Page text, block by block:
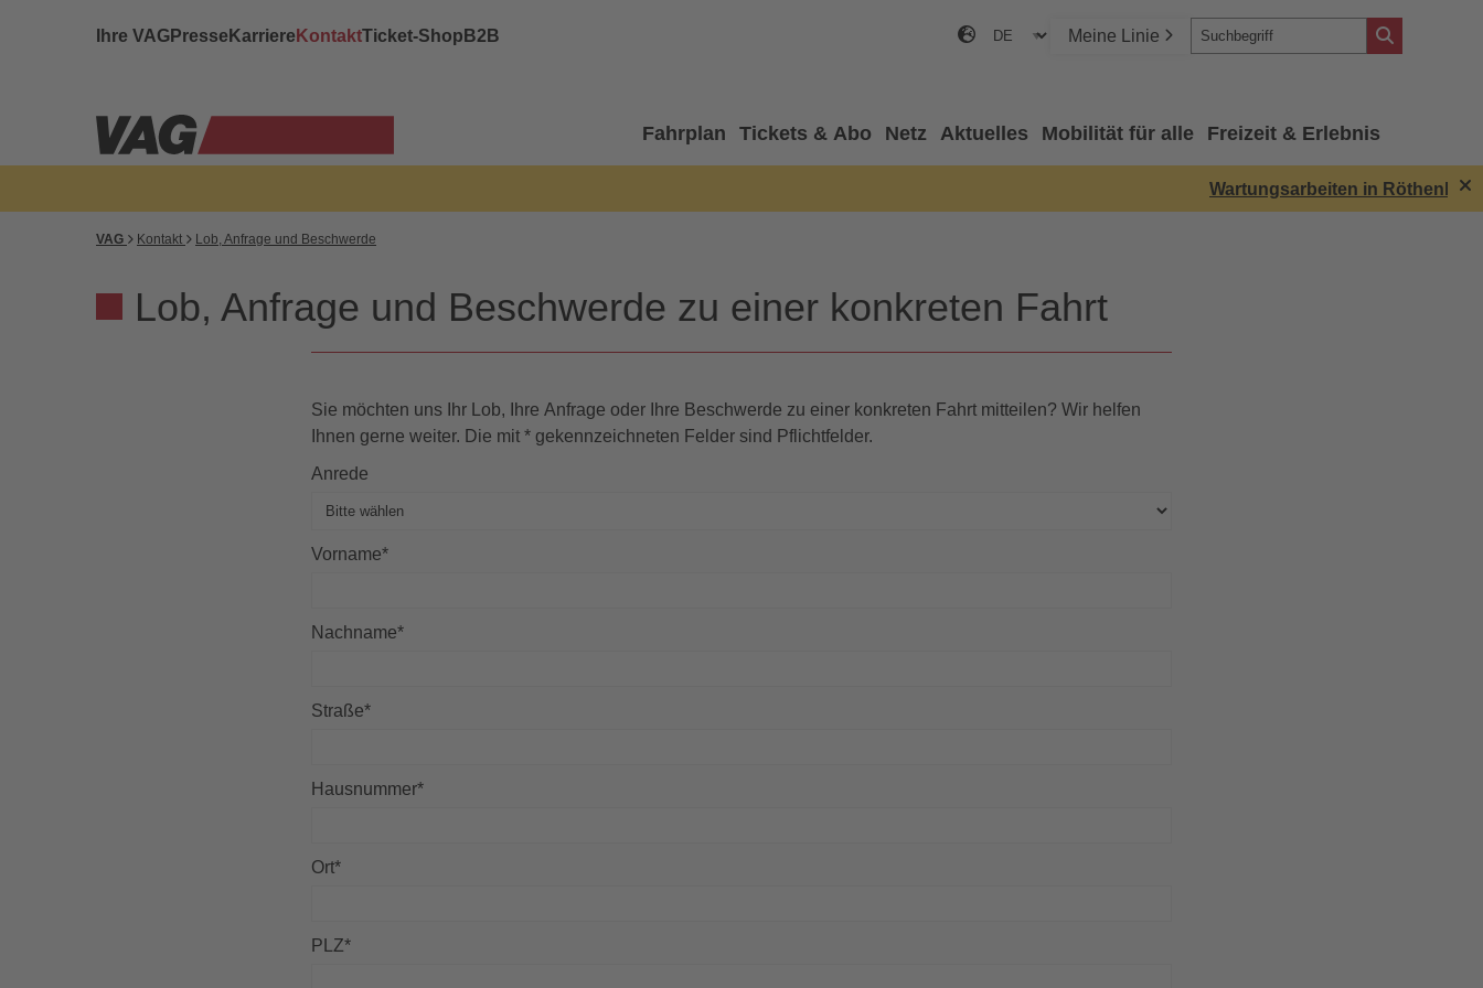
Ihre VAGPresse Karriere KontaktTicket-Shop B2B Meine Linie
Fahrplan Tickets & Abo Netz Aktuelles Mobilität für alle Freizeit & Erlebnis
Wartungsarbeiten in Röthenbach:
VAG Kontakt Lob, Anfrage und Beschwerde
Lob, Anfrage und Beschwerde zu einer konkreten Fahrt
Sie möchten uns Ihr Lob, Ihre Anfrage oder Ihre Beschwerde zu einer konkreten Fahrt mitteilen? Wir helfen
Ihnen gerne weiter. Die mit * gekennzeichneten Felder sind Pflichtfelder.
Anrede
Vorname*
Nachname*
Straße*
Hausnummer*
Ort*
PLZ*